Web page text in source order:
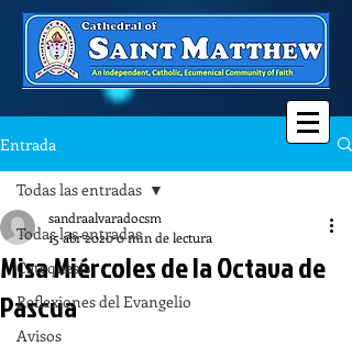
Entrada
Todas las entradas
Catequesis
Reflexiones del Evangelio
Avisos
Todas las entradas
Misa Miércoles de la Octava de
Pascua
sandraalvaradocsm
15 abr 20200 min de lectura